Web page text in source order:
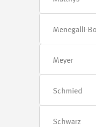
Menegalli-
Meyer
Schmied
Schwarz